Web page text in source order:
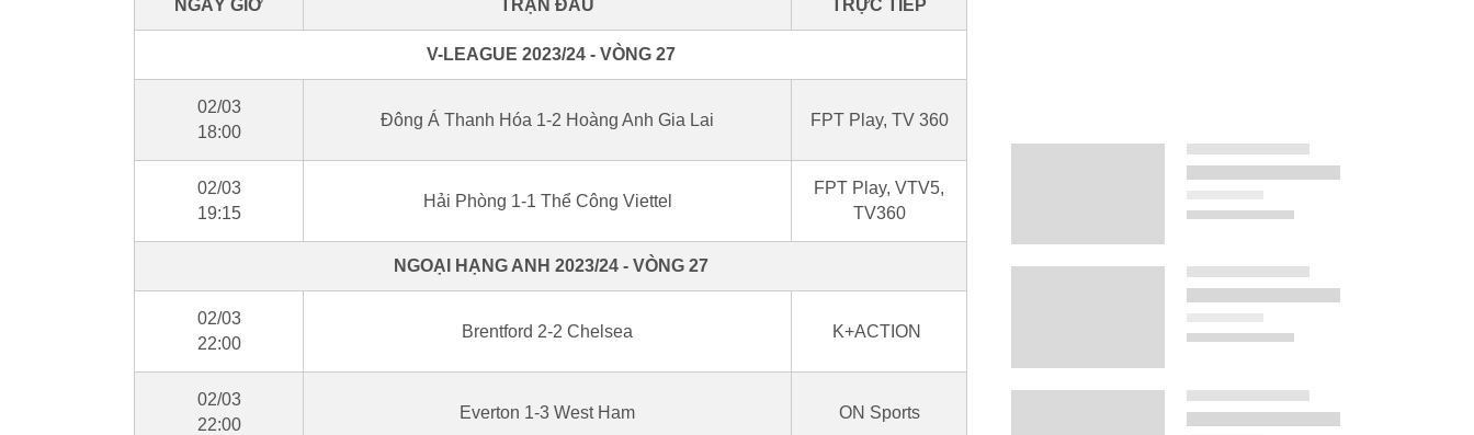
NGÀY GIỜ TRẬN ĐẤU TRỰC TIẾP
V-LEAGUE 2023/24 - VÒNG 27
02/03
18:00
Đông Á Thanh Hóa 1-2 Hoàng Anh Gia Lai FPT Play, TV 360
02/03
19:15
Hải Phòng 1-1 Thể Công Viettel
FPT Play, VTV5,
TV360
NGOẠI HẠNG ANH 2023/24 - VÒNG 27
02/03
22:00
Brentford 2-2 Chelsea K+ACTION
02/03
22:00
Everton 1-3 West Ham ON Sports